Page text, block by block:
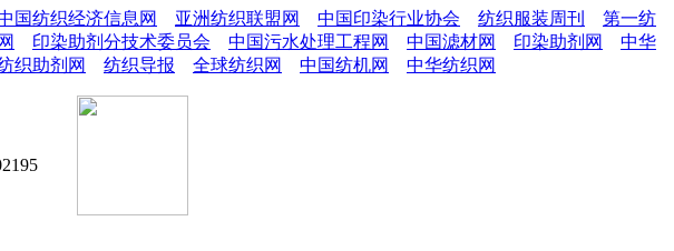
国纺织经济信息网 亚洲纺织联盟网 中国印染行业协会 纺织服装周刊
第一纺
印染助剂分技术委员会 中国污水处理工程网 中国滤材网 印染助剂网
中华
织助剂网 纺织导报 全球纺织网 中国纺机网 中华纺织网